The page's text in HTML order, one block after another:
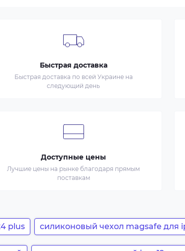
Быстрая доставка
Быстрая доставка по всей Украине на
следующий день
Доступные цены
Лучшие цены на рынке благодаря прямым
поставкам
plus силиконовый чехол magsafe для